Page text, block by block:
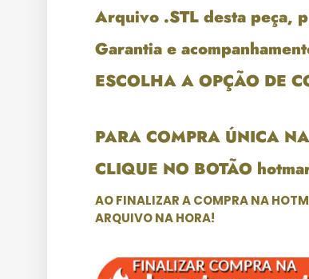
Arquivo .STL desta peça,
Garantia e
ESCOLHA A OPÇÃO DE
PARA COMPRA ÚNICA
CLIQUE NO BOTÃO
AO FINALIZAR A COMPRA NA
ARQUIVO NA HORA!